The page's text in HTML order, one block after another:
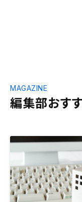
編集部おす
MAGAZINE